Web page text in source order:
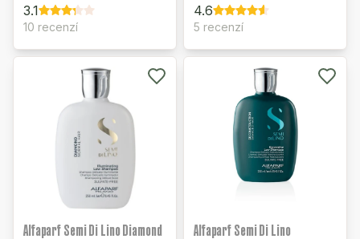
3.1
10 recenzí
4.6
5 recenzí
Alfaparf Semi Di Lino Diamond
Alfaparf Semi Di Lino